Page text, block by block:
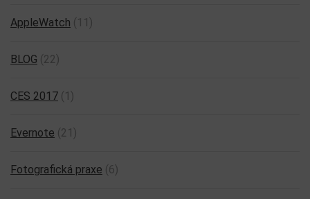
AppleWatch (11)
BLOG (22)
CES 2017 (1)
Evernote (21)
Fotografická praxe (6)